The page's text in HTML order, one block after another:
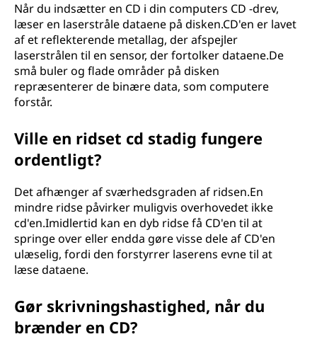
Når du indsætter en CD i din computers CD -drev,
læser en laserstråle dataene på disken.CD'en er lavet
af et reflekterende metallag, der afspejler
laserstrålen til en sensor, der fortolker dataene.De
små buler og flade områder på disken
repræsenterer de binære data, som computere
forstår.
Ville en ridset cd stadig fungere
ordentligt?
Det afhænger af sværhedsgraden af ridsen.En
mindre ridse påvirker muligvis overhovedet ikke
cd'en.Imidlertid kan en dyb ridse få CD'en til at
springe over eller endda gøre visse dele af CD'en
ulæselig, fordi den forstyrrer laserens evne til at
læse dataene.
Gør skrivningshastighed, når du
brænder en CD?